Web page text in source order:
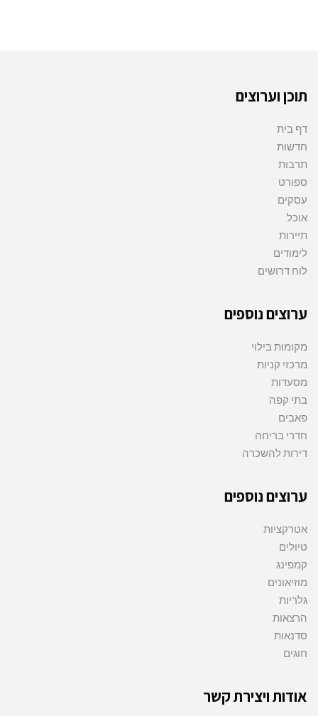
תוכן וערוצים
דף בית
חדשות
תרבות
ספורט
עסקים
אוכל
תיירות
לימודים
לוח דרושים
ערוצים נוספים
מקומות בילוי
מרכזי קניות
מסעדות
בתי קפה
פאבים
חדרי בריחה
דירות להשכרה
ערוצים נוספים
אטרקציות
טיולים
קמפינג
מוזיאונים
גלריות
הרצאות
סדנאות
חוגים
אודות ויצירת קשר